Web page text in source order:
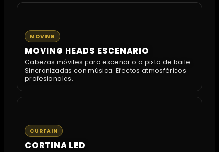
MOVING
MOVING HEADS ESCENARIO
Cabezas móviles para escenario o pista de baile.
Sincronizadas con música. Efectos atmosféricos
profesionales.
CURTAIN
CORTINA LED